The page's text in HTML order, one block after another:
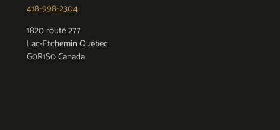
418-998-2304
1820 route 277
Lac-Etchemin Québec
G0R1S0 Canada